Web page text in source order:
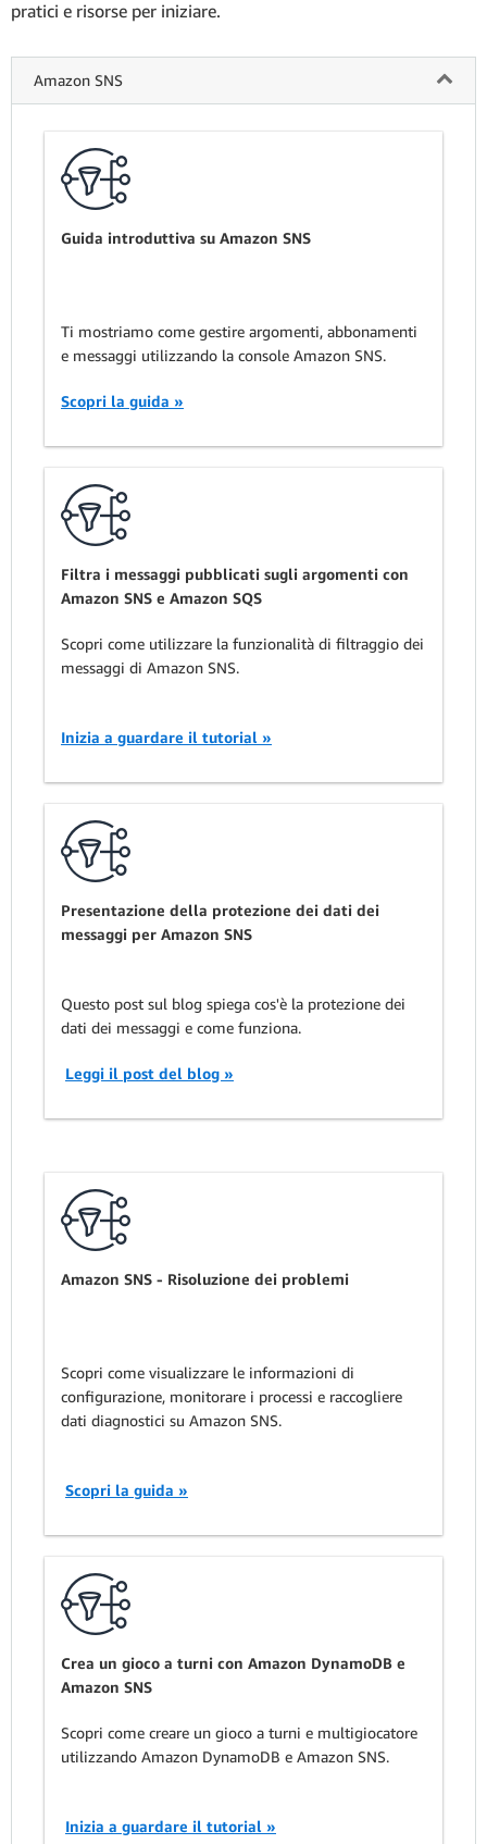
pratici e risorse per iniziare.
Amazon SNS
Guida introduttiva su Amazon SNS
Ti mostriamo come gestire argomenti, abbonamenti
e messaggi utilizzando la console Amazon SNS.
Scopri la guida »
Filtra i messaggi pubblicati sugli argomenti con
Amazon SNS e Amazon SQS
Scopri come utilizzare la funzionalità di filtraggio dei
messaggi di Amazon SNS.
Inizia a guardare il tutorial »
Presentazione della protezione dei dati dei
messaggi per Amazon SNS
Questo post sul blog spiega cos'è la protezione dei
dati dei messaggi e come funziona.
Leggi il post del blog »
Amazon SNS - Risoluzione dei problemi
Scopri come visualizzare le informazioni di
configurazione, monitorare i processi e raccogliere
dati diagnostici su Amazon SNS.
Scopri la guida »
Crea un gioco a turni con Amazon DynamoDB e
Amazon SNS
Scopri come creare un gioco a turni e multigiocatore
utilizzando Amazon DynamoDB e Amazon SNS.
Inizia a guardare il tutorial »